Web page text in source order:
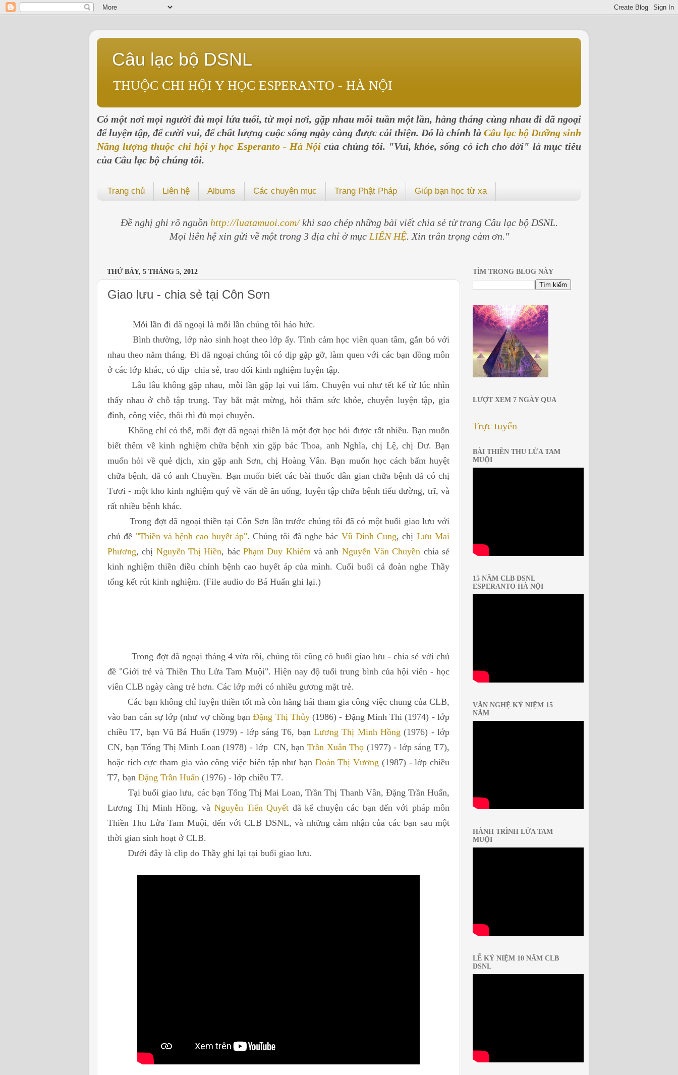
Câu lạc bộ DSNL
THUỘC CHI HỘI Y HỌC ESPERANTO - HÀ NỘI
Có một nơi mọi người đủ mọi lứa tuổi, từ mọi nơi, gặp nhau mỗi tuần một lần, hàng tháng cùng nhau đi dã ngoại
để luyện tập, để cười vui, để chất lượng cuộc sống ngày càng được cải thiện. Đó là chính là Câu lạc bộ Dưỡng sinh
Năng lượng thuộc chi hội y học Esperanto - Hà Nội của chúng tôi. "Vui, khỏe, sống có ích cho đời" là mục tiêu
của Câu lạc bộ chúng tôi.
Trang chủ Liên hệ Albums Các chuyên mục Trang Phật Pháp Giúp bạn học từ xa
Đề nghị ghi rõ nguồn http://luatamuoi.com/khi sao chép những bài viết chia sẻ từ trang Câu lạc bộ DSNL.
Mọi liên hệ xin gửi về một trong 3 địa chỉ ở mục LIÊN HỆ. Xin trân trọng cảm ơn."
THỨ BẢY, 5 THÁNG 5, 2012
Giao lưu - chia sẻ tại Côn Sơn
Mỗi lần đi dã ngoại là mỗi lần chúng tôi háo hức.
Bình thường, lớp nào sinh hoạt theo lớp ấy. Tình cảm học viên quan tâm, gắn bó với
nhau theo năm tháng. Đi dã ngoại chúng tôi có dịp gặp gỡ, làm quen với các bạn đồng môn
ở các lớp khác, có dịp chia sẻ, trao đổi kinh nghiệm luyện tập.
Lâu lâu không gặp nhau, mỗi lần gặp lại vui lắm. Chuyện vui như tết kể từ lúc nhìn
thấy nhau ở chỗ tập trung. Tay bắt mặt mừng, hỏi thăm sức khỏe, chuyện luyện tập, gia
đình, công việc, thôi thì đủ mọi chuyện.
Không chỉ có thế, mỗi đợt dã ngoại thiền là một đợt học hỏi được rất nhiều. Bạn muốn
biết thêm về kinh nghiệm chữa bệnh xin gặp bác Thoa, anh Nghĩa, chị Lệ, chị Dư. Bạn
muốn hỏi về quẻ dịch, xin gặp anh Sơn, chị Hoàng Vân. Bạn muốn học cách bấm huyệt
chữa bệnh, đã có anh Chuyền. Bạn muốn biết các bài thuốc dân gian chữa bệnh đã có chị
Tươi - một kho kinh nghiệm quý về vấn đề ăn uống, luyện tập chữa bệnh tiểu đường, trĩ, và
rất nhiều bệnh khác.
Trong đợt dã ngoại thiền tại Côn Sơn lần trước chúng tôi đã có một buổi giao lưu với
chủ đề "Thiền và bệnh cao huyết áp". Chúng tôi đã nghe bác Vũ Đình Cung, chị Lưu Mai
Phương, chị Nguyễn Thị Hiền, bácPhạm Duy Khiêmvà anh Nguyễn Văn Chuyền chia sẻ
kinh nghiệm thiền điều chỉnh bệnh cao huyết áp của mình. Cuối buổi cả đoàn nghe Thầy
tổng kết rút kinh nghiệm. (File audio do Bá Huấn ghi lại.)
Trong đợt dã ngoại tháng 4 vừa rồi, chúng tôi cũng có buổi giao lưu - chia sẻ với chủ
đề "Giới trẻ và Thiền Thu Lửa Tam Muội". Hiện nay độ tuổi trung bình của hội viên - học
viên CLB ngày càng trẻ hơn. Các lớp mới có nhiều gương mặt trẻ.
Các bạn không chỉ luyện thiền tốt mà còn hăng hái tham gia công việc chung của CLB,
vào ban cán sự lớp (như vợ chồng bạnĐặng Thị Thủy(1986) - Đặng Minh Thi (1974) - lớp
chiều T7, bạn Vũ Bá Huấn (1979) - lớp sáng T6, bạn Lương Thị Minh Hồng (1976) - lớp
CN, bạn Tống Thị Minh Loan (1978) - lớp CN, bạn Trần Xuân Thọ (1977) - lớp sáng T7),
hoặc tích cực tham gia vào công việc biên tập như bạn Đoàn Thị Vương (1987) - lớp chiều
T7, bạn Đặng Trần Huấn (1976) - lớp chiều T7.
Tại buổi giao lưu, các bạn Tống Thị Mai Loan, Trần Thị Thanh Vân, Đặng Trần Huấn,
Lương Thị Minh Hồng, và Nguyễn Tiến Quyết đã kể chuyện các bạn đến với pháp môn
Thiền Thu Lửa Tam Muội, đến với CLB DSNL, và những cảm nhận của các bạn sau một
thời gian sinh hoạt ở CLB.
Dưới đây là clip do Thầy ghi lại tại buổi giao lưu.
TÌM TRONG BLOG NÀY
LƯỢT XEM 7 NGÀY QUA
Trực tuyến
BÀI THIỀN THU LỬA TAM
MUỘI
15 NĂM CLB DSNL
ESPERANTO HÀ NỘI
VĂN NGHỆ KỶ NIỆM 15
NĂM
HÀNH TRÌNH LỬA TAM
MUỘI
LỄ KỶ NIỆM 10 NĂM CLB
DSNL